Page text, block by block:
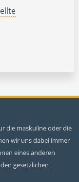
die maskuline oder die
wir uns dabei immer
eines anderen
gesetzlichen